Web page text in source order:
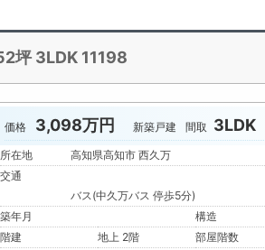
坪 3LDK 11198
価格 3,098万円 新築戸建 間取 3LDK
所在地
高知県高知市 西久万
交通
バス(中久万バス 停歩5分)
築年月
構造
階建
地上 2階
部屋階数